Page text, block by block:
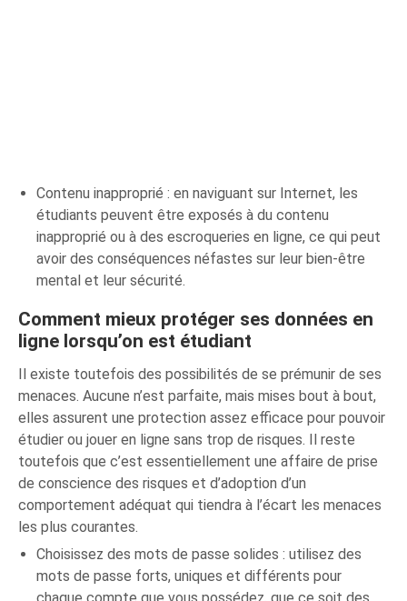
Contenu inapproprié : en naviguant sur Internet, les
étudiants peuvent être exposés à du contenu
inapproprié ou à des escroqueries en ligne, ce qui peut
avoir des conséquences néfastes sur leur bien-être
mental et leur sécurité.
Comment mieux protéger ses données en
ligne lorsqu’on est étudiant
Il existe toutefois des possibilités de se prémunir de ses
menaces. Aucune n’est parfaite, mais mises bout à bout,
elles assurent une protection assez efficace pour pouvoir
étudier ou jouer en ligne sans trop de risques. Il reste
toutefois que c’est essentiellement une affaire de prise
de conscience des risques et d’adoption d’un
comportement adéquat qui tiendra à l’écart les menaces
les plus courantes.
Choisissez des mots de passe solides : utilisez des
mots de passe forts, uniques et différents pour